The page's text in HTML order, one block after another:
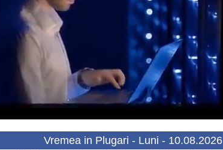
Vremea in Plugari - Luni - 10.08.2026